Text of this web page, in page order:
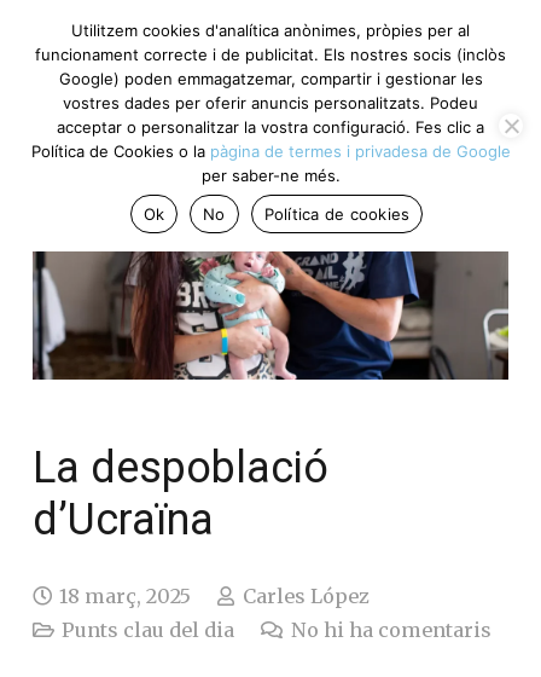
La despoblació
d’Ucraïna
18 març, 2025
Carles López
Punts clau del dia
No hi ha comentaris
Utilitzem cookies d'analítica anònimes, pròpies per al
funcionament correcte i de publicitat. Els nostres socis (inclòs
Google) poden emmagatzemar, compartir i gestionar les
vostres dades per oferir anuncis personalitzats. Podeu
acceptar o personalitzar la vostra configuració. Fes clic a
Política de Cookies o la pàgina de termes i privadesa de Google
per saber-ne més.
Ok
No Política de cookies